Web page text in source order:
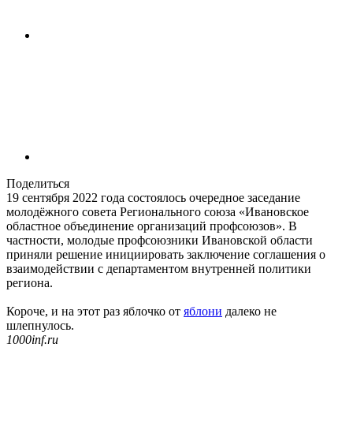
Поделиться
19 сентября 2022 года состоялось очередное заседание
молодёжного совета Регионального союза «Ивановское
областное объединение организаций профсоюзов». В
частности, молодые профсоюзники Ивановской области
приняли решение инициировать заключение соглашения о
взаимодействии с департаментом внутренней политики
региона.
Короче, и на этот раз яблочко от яблони далеко не
шлепнулось.
1000inf.ru